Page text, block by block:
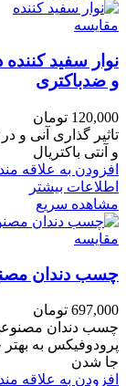
مقایسه
و ضدباکتری
120,000 تومان
و آنتی باکتریال
افزودن به علاقه
اطلاعات بیشتر
مشاهده سریع
مقایسه
چسب دندان
697,000 تومان
چسب دندان
پرودوفیکس به
جا شدن
افزودن به علاقه